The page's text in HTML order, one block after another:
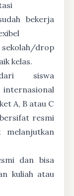
bekerja
drop
kelas.
siswa
A, B atau C
resmi
dan bisa
kuliah atau